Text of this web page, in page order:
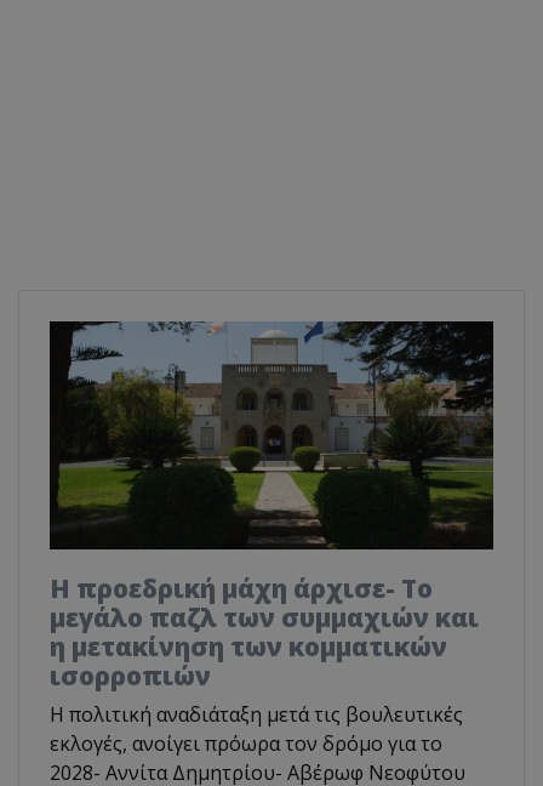
Η προεδρική μάχη άρχισε- Το
μεγάλο παζλ των συμμαχιών και
η μετακίνηση των κομματικών
ισορροπιών
Η πολιτική αναδιάταξη μετά τις βουλευτικές
εκλογές, ανοίγει πρόωρα τον δρόμο για το
2028- Αννίτα Δημητρίου- Αβέρωφ Νεοφύτου